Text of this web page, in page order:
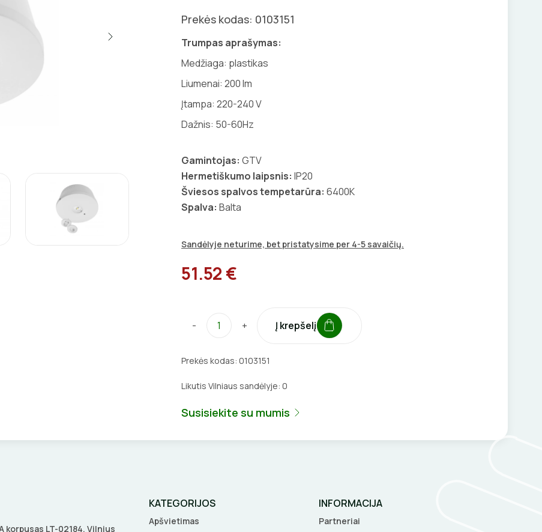
Prekės kodas: 0103151
Trumpas aprašymas:
Medžiaga: plastikas
Liumenai: 200 lm
Įtampa: 220-240 V
Dažnis: 50-60Hz
Gamintojas: GTV
Hermetiškumo laipsnis: IP20
Šviesos spalvos tempetarūra: 6400K
Spalva: Balta
Sandėlyje neturime, bet pristatysime per 4-5 savaičių.
51.52 €
- + Į krepšelį
Prekės kodas: 0103151
Likutis Vilniaus sandėlyje: 0
Susisiekite su mumis
korpusas LT-02184, Vilnius
KATEGORIJOS
Apšvietimas
INFORMACIJA
Partneriai